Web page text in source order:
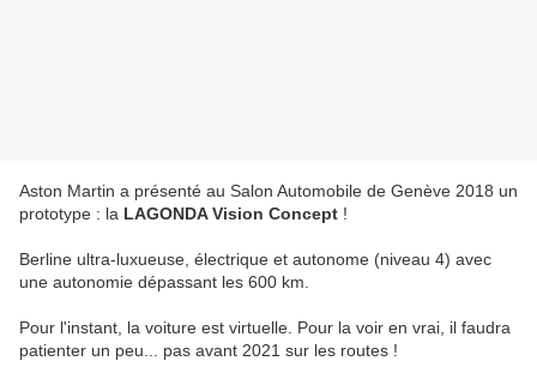
Aston Martin a présenté au Salon Automobile de Genève 2018 un
prototype : la LAGONDA Vision Concept !
Berline ultra-luxueuse, électrique et autonome (niveau 4) avec
une autonomie dépassant les 600 km.
Pour l'instant, la voiture est virtuelle. Pour la voir en vrai, il faudra
patienter un peu... pas avant 2021 sur les routes !